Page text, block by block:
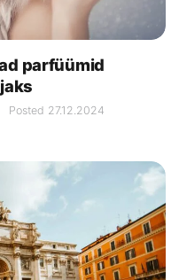
parfüümid
Posted 27.12.2024